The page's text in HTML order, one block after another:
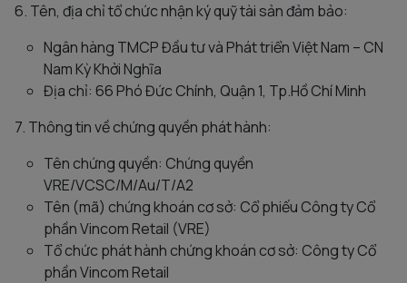
6. Tên, địa chỉ tổ chức nhận ký quỹ tài sản đảm bảo:
Ngân hàng TMCP Đầu tư và Phát triển Việt Nam – CN
Nam Kỳ Khởi Nghĩa
Địa chỉ: 66 Phó Đức Chính, Quận 1, Tp.Hồ Chí Minh
7. Thông tin về chứng quyền phát hành:
Tên chứng quyền: Chứng quyền
VRE/VCSC/M/Au/T/A2
Tên (mã) chứng khoán cơ sở: Cổ phiếu Công ty Cổ
phần Vincom Retail (VRE)
Tổ chức phát hành chứng khoán cơ sở: Công ty Cổ
phần Vincom Retail